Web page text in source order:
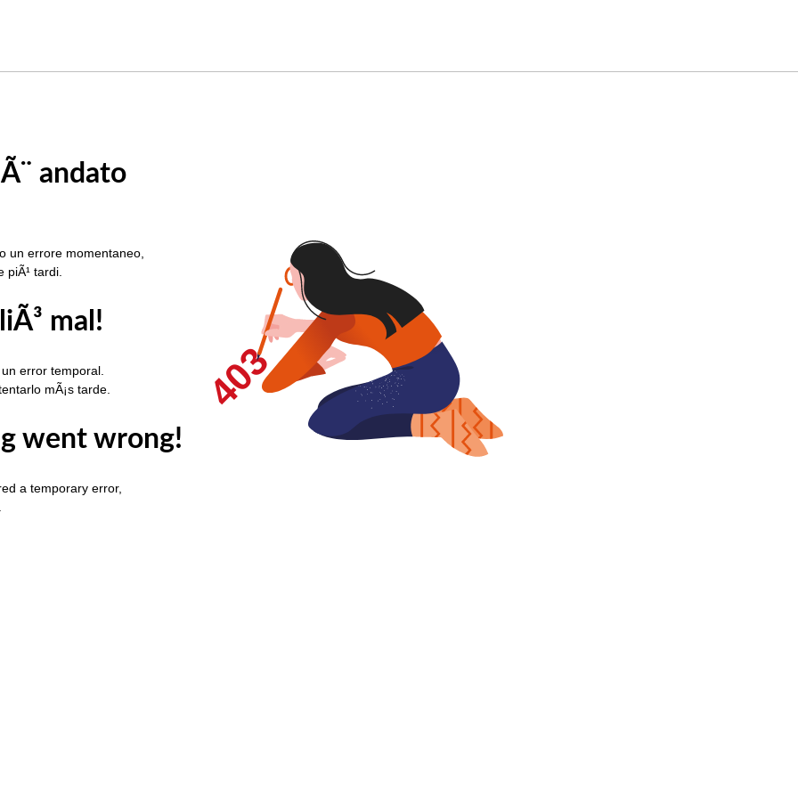
andato
un errore momentaneo,
piÃ¹ tardi.
mal!
error temporal.
mÃ¡s tarde.
went wrong!
a temporary error,
403